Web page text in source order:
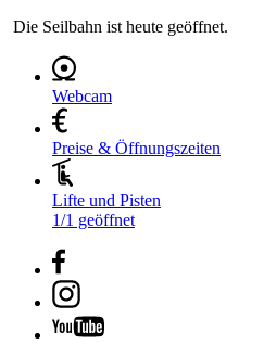
Die Seilbahn ist heute geöffnet.
Webcam
Preise & Öffnungszeiten
Lifte und Pisten
1/1 geöffnet